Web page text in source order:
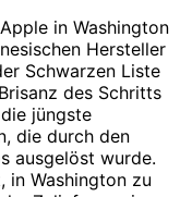
in Washington
Hersteller
Schwarzen Liste
des Schritts
jüngste
die durch den
ausgelöst wurde.
in Washington zu